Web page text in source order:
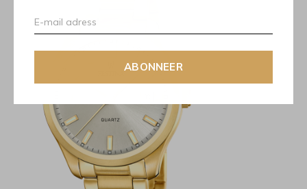
ABONNEER